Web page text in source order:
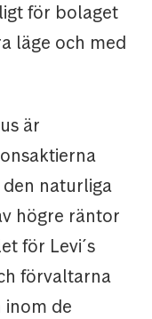
för bolaget
läge och med
är
naturliga
högre räntor
för Levi´s
förvaltarna
inom de